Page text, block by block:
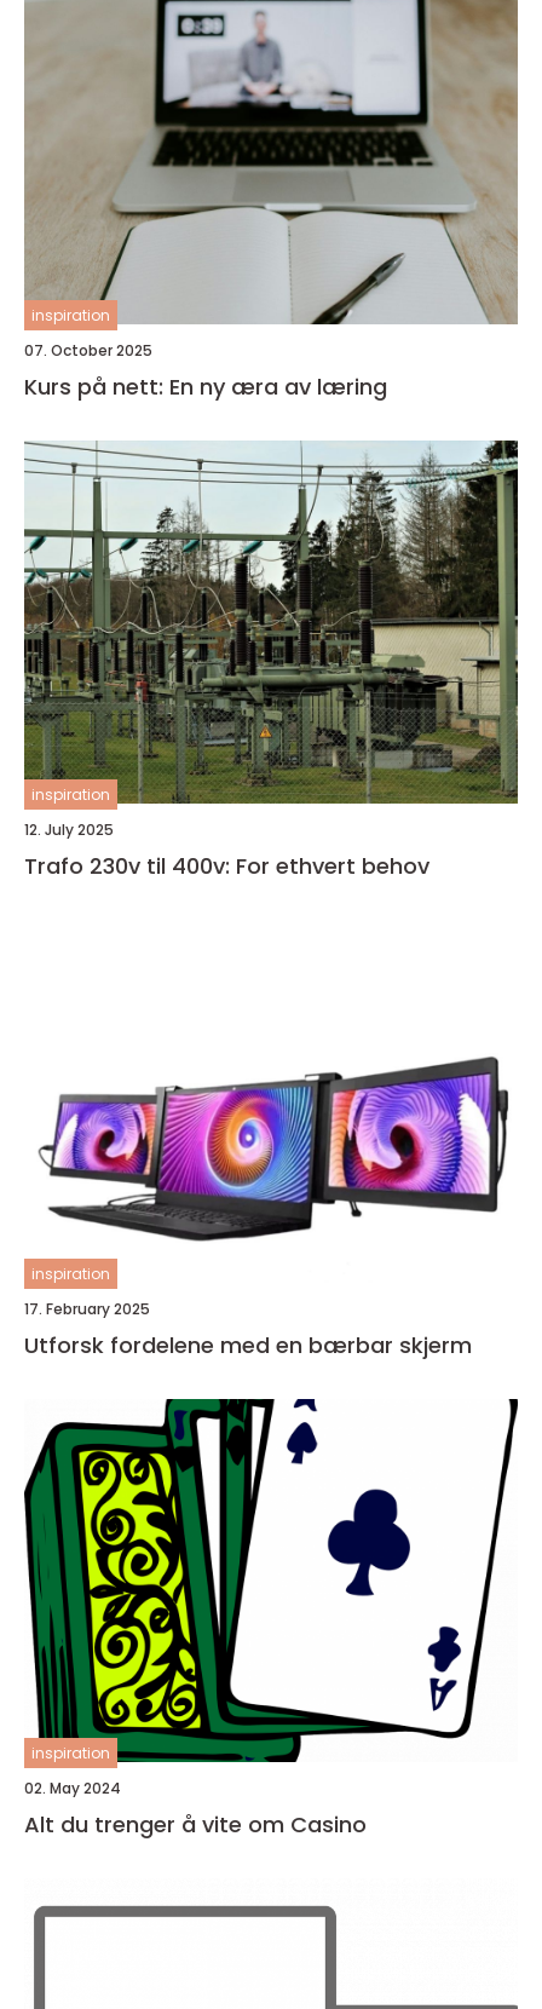
inspiration
07. October 2025
Kurs på nett: En ny æra av læring
inspiration
12. July 2025
Trafo 230v til 400v: For ethvert behov
inspiration
17. February 2025
Utforsk fordelene med en bærbar skjerm
inspiration
02. May 2024
Alt du trenger å vite om Casino